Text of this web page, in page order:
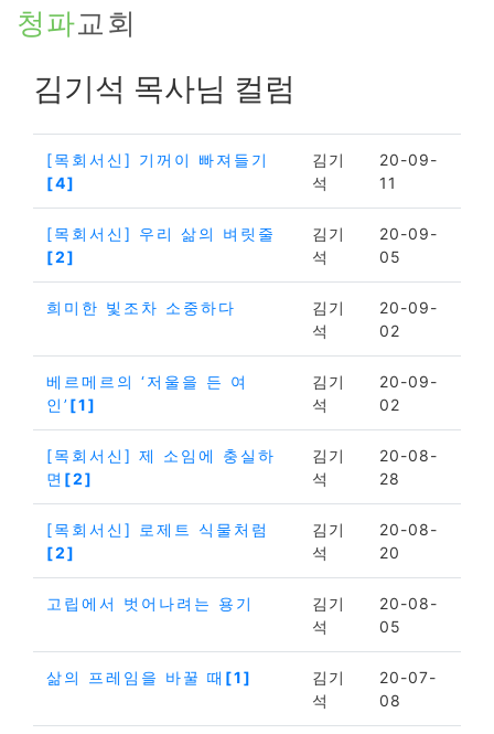
청파교회
김기석 목사님 컬럼
[목회서신] 기꺼이 빠져들기
[4]
김기
석
20-09-
11
[목회서신] 우리 삶의 벼릿줄
[2]
김기
석
20-09-
05
희미한 빛조차 소중하다
김기
석
20-09-
02
베르메르의 ‘저울을 든 여
인’ [1]
김기
석
20-09-
02
[목회서신] 제 소임에 충실하
면 [2]
김기
석
20-08-
28
[목회서신] 로제트 식물처럼
[2]
김기
석
20-08-
20
고립에서 벗어나려는 용기
김기
석
20-08-
05
삶의 프레임을 바꿀 때 [1]
김기
석
20-07-
08